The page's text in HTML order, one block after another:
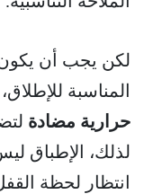
لكن يجب أن يكون
المناسبة
حرارية مضادة
لذلك، الإطباق
انتظار لحظة